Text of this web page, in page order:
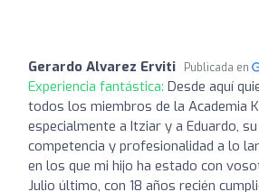
Gerardo Alvarez Erviti Publicada en
Experiencia fantástica: Desde aquí
todos los miembros de la Academia
especialmente a Itziar y a Eduardo, su
competencia y profesionalidad a lo
en los que mi hijo ha estado con
Julio último, con 18 años recién